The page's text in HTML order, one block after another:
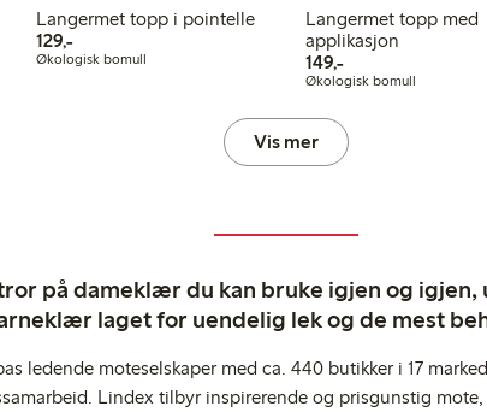
Langermet topp i pointelle
129,-129,00 kr
Økologisk bomull
Langermet topp med
applikasjon
149,-149,00 kr
Økologisk bomull
Vis mer
på dameklær du kan bruke igjen og igjen,
laget for uendelig lek og de mest
ledende moteselskaper med ca. 440 butikker i 17
Lindex tilbyr inspirerende og prisgunstig